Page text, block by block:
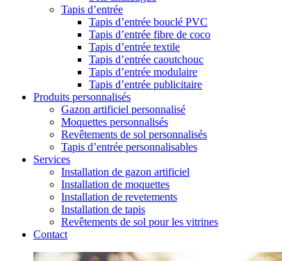
Tapis d’entrée
Tapis d’entrée bouclé PVC
Tapis d’entrée fibre de coco
Tapis d’entrée textile
Tapis d’entrée caoutchouc
Tapis d’entrée modulaire
Tapis d’entrée publicitaire
Produits personnalisés
Gazon artificiel personnalisé
Moquettes personnalisés
Revêtements de sol personnalisés
Tapis d’entrée personnalisables
Services
Installation de gazon artificiel
Installation de moquettes
Installation de revetements
Installation de tapis
Revêtements de sol pour les vitrines
Contact